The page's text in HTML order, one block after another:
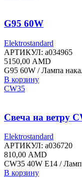
G95 60W
Elektrostandard
АРТИКУЛ: a034965
5150,00 AMD
G95 60W / Лампа
В корзину
CW35
Свеча на ветру
Elektrostandard
АРТИКУЛ: a036720
810,00 AMD
CW35 40W E14 /
В корзину